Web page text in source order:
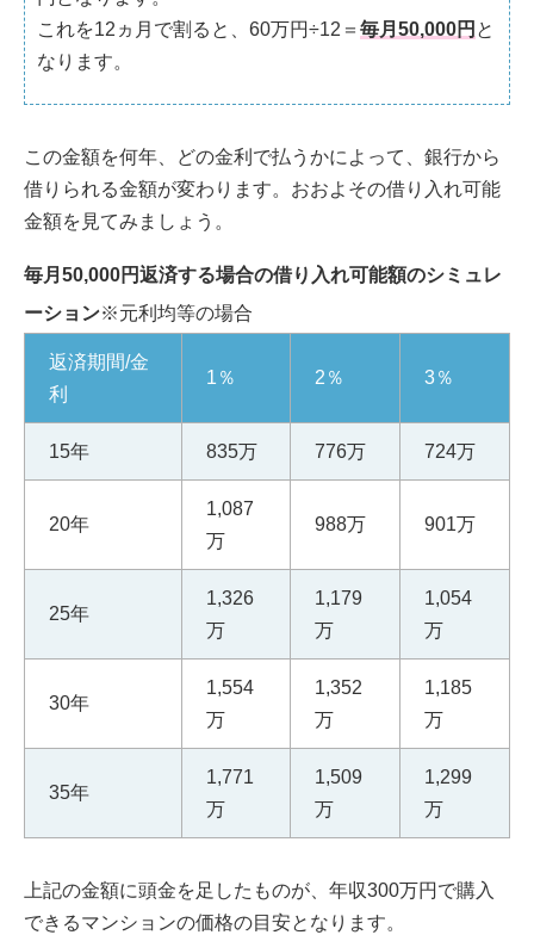
これを12ヵ月で割ると、60万円÷12＝ 毎月50,000円 と
なります。
この金額を何年、どの金利で払うかによって、銀行から
借りられる金額が変わります。おおよその借り入れ可能
金額を見てみましょう。
毎月50,000円返済する場合の借り入れ可能額のシミュレ
ーション※元利均等の場合
返済期間/金
利
1％ 2％ 3％
15年 835万 776万 724万
20年
1,087
万
988万 901万
25年
1,326
万
1,179
万
1,054
万
30年
1,554
万
1,352
万
1,185
万
35年
1,771
万
1,509
万
1,299
万
上記の金額に頭金を足したものが、年収300万円で購入
できるマンションの価格の目安となります。